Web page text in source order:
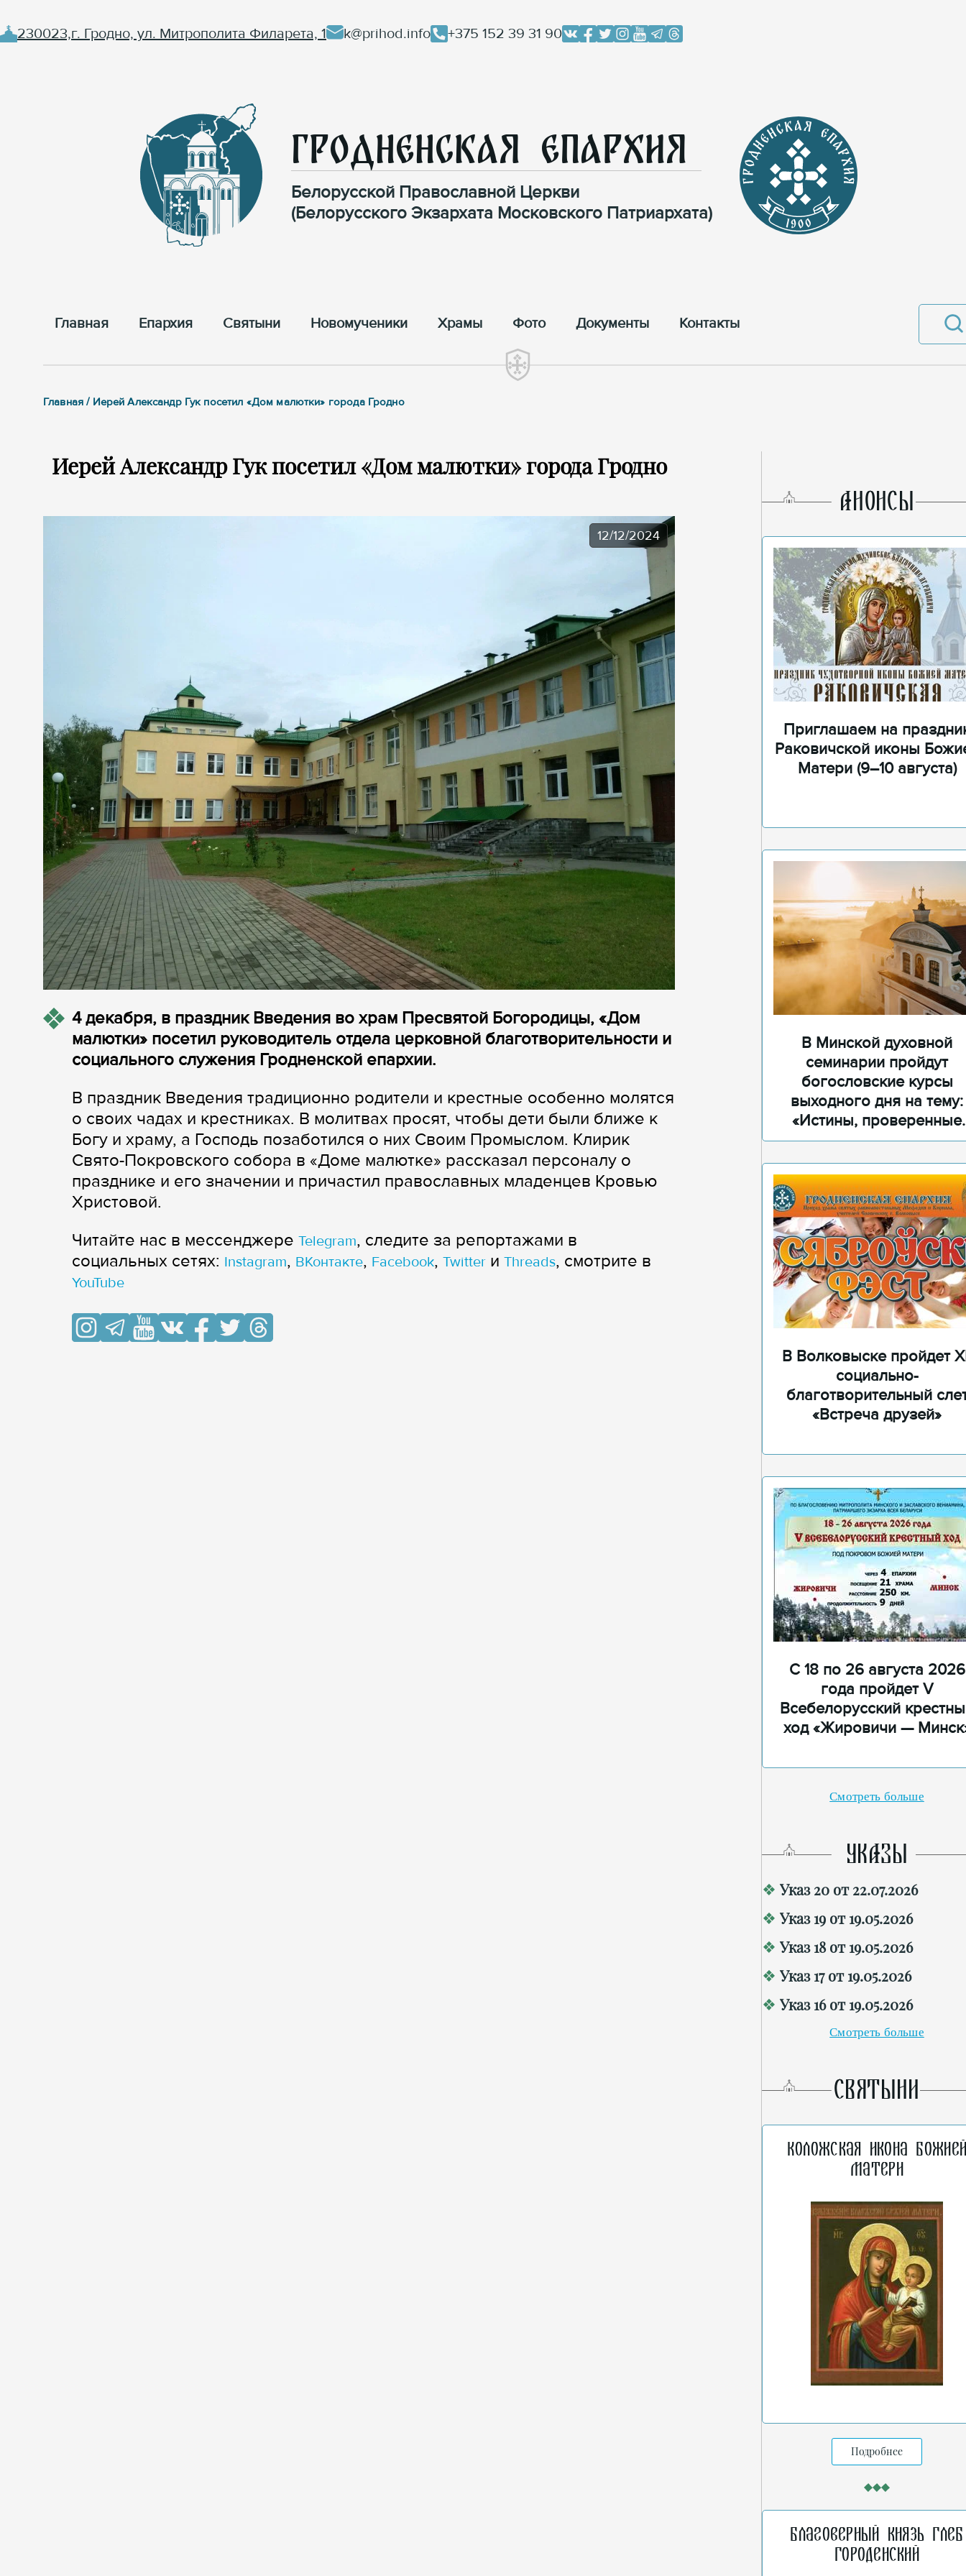
230023,г. Гродно, ул. Митрополита Филарета, 1 k@prihod.info +375 152 39 31 90
Гродненская Епархия
Белорусской Православной Церкви
(Белорусского Экзархата Московского Патриархата)
Главная Епархия Cвятыни Новомученики Храмы Фото Документы Контакты
Главная / Иерей Александр Гук посетил «Дом малютки» города Гродно
Иерей Александр Гук посетил «Дом малютки» города Гродно
12/12/2024
4 декабря, в праздник Введения во храм Пресвятой Богородицы, «Дом
малютки» посетил руководитель отдела церковной благотворительности и
социального служения Гродненской епархии.
В праздник Введения традиционно родители и крестные особенно молятся
о своих чадах и крестниках. В молитвах просят, чтобы дети были ближе к
Богу и храму, а Господь позаботился о них Своим Промыслом. Клирик
Свято-Покровского собора в «Доме малютке» рассказал персоналу о
празднике и его значении и причастил православных младенцев Кровью
Христовой.
Читайте нас в мессенджере Telegram, следите за репортажами в
cоциальных сетях: Instagram, ВКонтакте, Facebook, Twitter и Threads, смотрите в
YouTube
AНОНСЫ
Приглашаем на
Раковичской иконы
Матери (9–10 августа)
В Минской духовной
семинарии пройдут
богословские курсы
выходного дня на тему:
«Истины, проверенные
временем»
В Волковыске пройдет
социально-
благотворительный
«Встреча друзей»
С 18 по 26 августа 2026
года пройдет V
Всебелорусский
ход «Жировичи —
Смотреть больше
УКАЗЫ
Указ 20 от 22.07.2026
Указ 19 от 19.05.2026
Указ 18 от 19.05.2026
Указ 17 от 19.05.2026
Указ 16 от 19.05.2026
Смотреть больше
СВЯТЫНИ
Коложская икона
Матери
Подробнее
Благоверный князь Глеб
Городенский